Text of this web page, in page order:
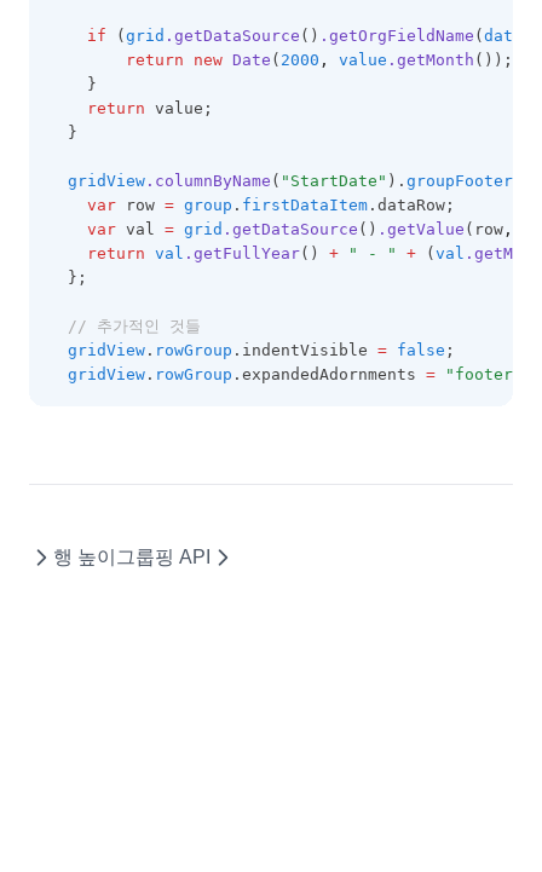
if ( grid .getDataSource () .getOrgFieldName (
return
new Date ( 2000 , value .getMonth ());
    }
return value;
  }
gridView .columnByName ( "StartDate" ). groupFooter
var row = group . firstDataItem .dataRow;
var val = grid .getDataSource () .getValue (row ,
return val .getFullYear() + " - " + ( val
  };
// 추가적인 것들
gridView . rowGroup .indentVisible = false ;
gridView . rowGroup .expandedAdornments = "footer"
행 높이 그룹핑 API